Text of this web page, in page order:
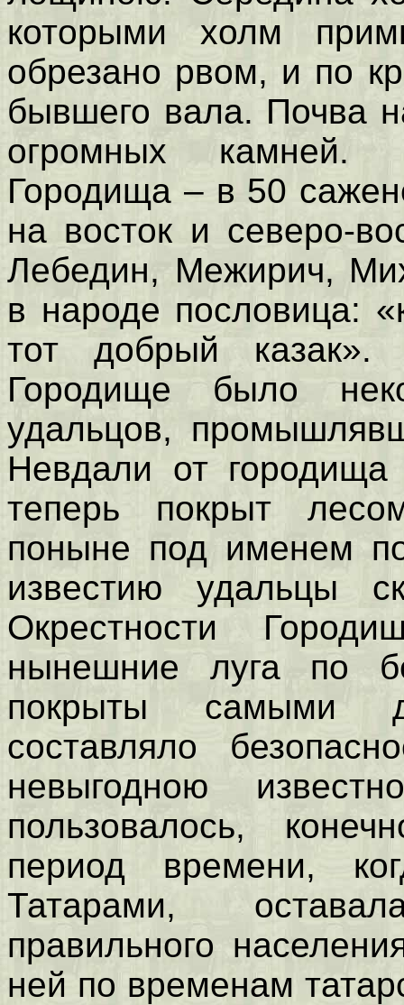
которыми холм
обрезано рвом, и по
бывшего вала. Почва
огромных камней.
Городища – в 50
на восток и северо-
Лебедин, Межирич,
в народе пословица:
тот добрый казак».
Городище было
удальцов,
Невдали от
теперь покрыт
поныне под именем
известию удальцы
Окрестности
нынешние луга по
покрыты самыми
составляло
невыгодною
пользовалось,
период времени,
Татарами,
правильного
ней по временам